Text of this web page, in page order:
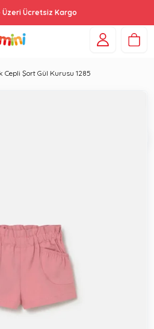
Üzeri Ücretsiz Kargo
Cepli Şort Gül Kurusu 1285